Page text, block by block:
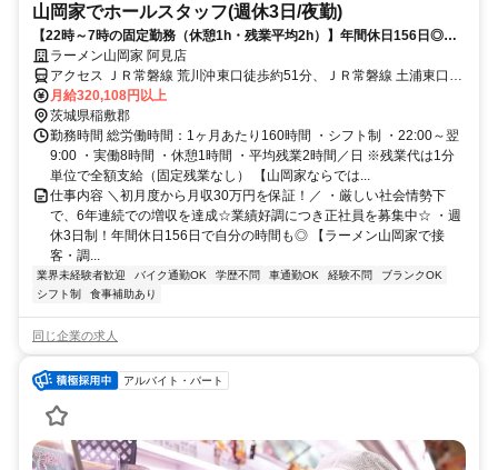
山岡家でホールスタッフ(週休3日/夜勤)
【22時～7時の固定勤務（休憩1h・残業平均2h）】年間休日156日◎初
月から月収32万円！
ラーメン山岡家 阿見店
アクセス ＪＲ常磐線 荒川沖東口徒歩約51分、ＪＲ常磐線 土浦東口徒
歩約63分、ＪＲ常磐線 ひたち野うしく東口徒歩約84分
月給320,108円以上
茨城県稲敷郡
勤務時間 総労働時間：1ヶ月あたり160時間 ・シフト制 ・22:00～翌
9:00 ・実働8時間 ・休憩1時間 ・平均残業2時間／日 ※残業代は1分
単位で全額支給（固定残業なし） 【山岡家ならでは...
仕事内容 ＼初月度から月収30万円を保証！／ ・厳しい社会情勢下
で、6年連続での増収を達成☆業績好調につき正社員を募集中☆ ・週
休3日制！年間休日156日で自分の時間も◎ 【ラーメン山岡家で接
客・調...
業界未経験者歓迎 バイク通勤OK 学歴不問 車通勤OK 経験不問
ブランクOK
シフト制
食事補助あり
同じ企業の求人
アルバイト・パート